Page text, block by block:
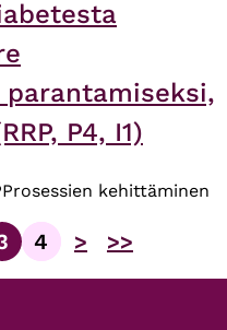
P4, I1)
Prosessien kehittäminen
SivuSivu
4 > >>